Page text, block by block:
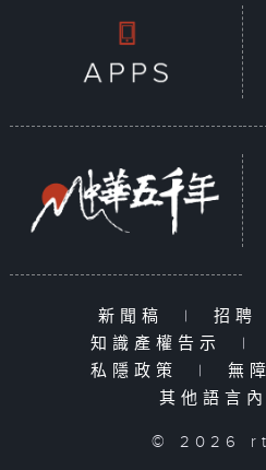
新聞稿 | 招聘
知識產權告示
|
私隱政策
| 無
其他語言
© 2026